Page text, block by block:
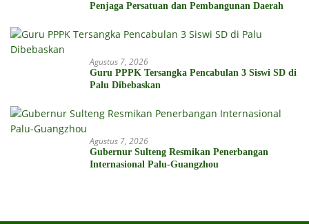
Penjaga Persatuan dan Pembangunan Daerah
Agustus 7, 2026
Guru PPPK Tersangka Pencabulan 3 Siswi SD di
Palu Dibebaskan
Agustus 7, 2026
Gubernur Sulteng Resmikan Penerbangan
Internasional Palu-Guangzhou